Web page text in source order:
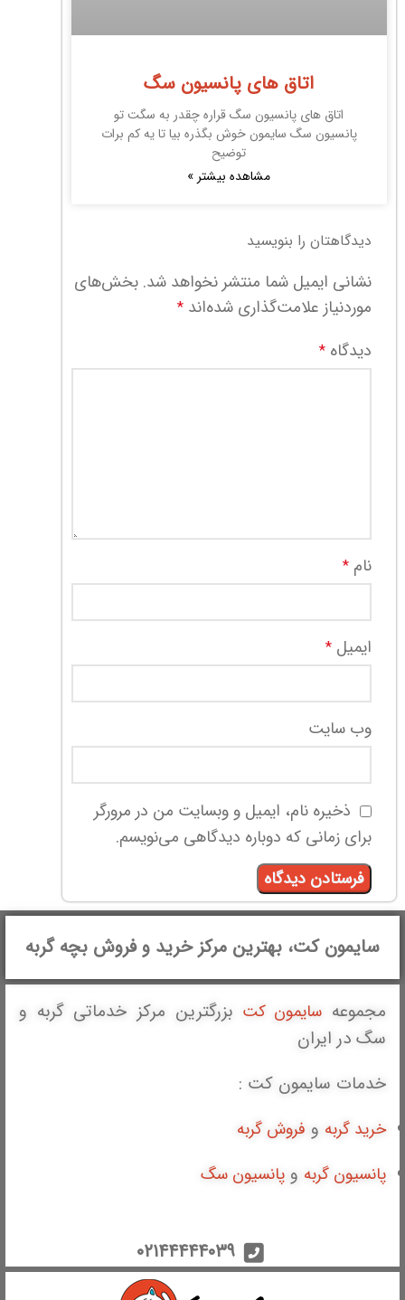
اتاق های پانسیون سگ
اتاق های پانسیون سگ قراره چقدر به سگت تو
پانسیون سگ سایمون خوش بگذره بیا تا یه کم برات
توضیح
مشاهده بیشتر »
دیدگاهتان را بنویسید
نشانی ایمیل شما منتشر نخواهد شد. بخش‌های
موردنیاز علامت‌گذاری شده‌اند *
دیدگاه *
نام *
ایمیل *
وب‌ سایت
ذخیره نام، ایمیل و وبسایت من در مرورگر
برای زمانی که دوباره دیدگاهی می‌نویسم.
سایمون کت، بهترین مرکز خرید و فروش بچه گربه
مجموعه سایمون کت بزرگترین مرکز خدماتی گربه و
سگ در ایران
خدمات سایمون کت :
خرید گربه و فروش گربه
پانسیون گربه و پانسیون سگ
۰۲۱۴۴۴۴۴۰۳۹